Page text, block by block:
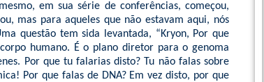
em sua série de conferências, começou,
mas para aqueles que não estavam aqui, nós
questão tem sida levantada, “Kryon, Por que
humano. É o plano diretor para o genoma
Por que tu falarias disto? Tu não falas sobre
Por que falas de DNA? Em vez disto, por que